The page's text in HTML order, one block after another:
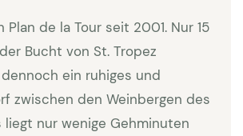
Schlafzimmer zur Verfügung, 1
von 1,60, 1 Zimmer mit
ein Schlafzimmer ist mit zwei
Plan de la Tour seit 2001. Nur 15
Bucht von St. Tropez
ein ruhiges und
zwischen den Weinbergen des
liegt nur wenige Gehminuten